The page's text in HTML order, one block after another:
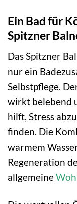
Ein Bad für
Spitzner
Das Spitzner
nur ein
Selbstpflege.
wirkt belebend
hilft, Stress
finden. Die
warmem
Regeneration
allgemeine